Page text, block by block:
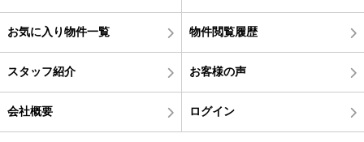
お気に入り物件一覧 物件閲覧履歴
スタッフ紹介 お客様の声
会社概要 ログイン